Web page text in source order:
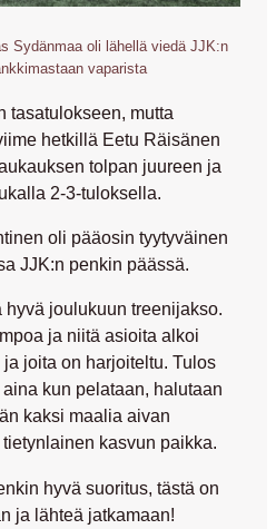
Sydänmaa oli lähellä viedä JJK:n
vaparista
tasatulokseen, mutta
hetkillä Eetu Räisänen
tolpan juureen ja
2-3-tuloksella.
oli pääosin tyytyväinen
JJK:n penkin päässä.
joulukuun treenijakso.
ja niitä asioita alkoi
joita on harjoiteltu. Tulos
kun pelataan, halutaan
kaksi maalia aivan
kasvun paikka.
hyvä suoritus, tästä on
ja lähteä jatkamaan!